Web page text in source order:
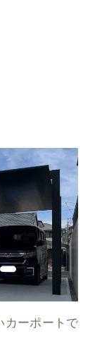
カーポートで